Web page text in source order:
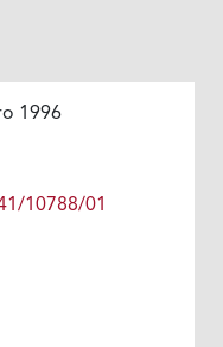
1996
10788/01